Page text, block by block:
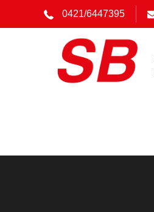
0421/6447395